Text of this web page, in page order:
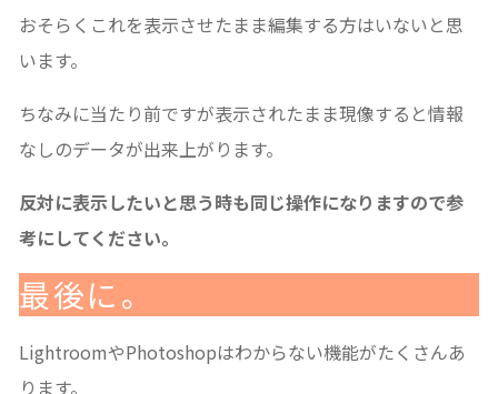
おそらくこれを表示させたまま編集する方はいないと思
います。
ちなみに当たり前ですが表示されたまま現像すると情報
なしのデータが出来上がります。
反対に表示したいと思う時も同じ操作になりますので参
考にしてください。
最後に。
LightroomやPhotoshopはわからない機能がたくさんあ
ります。